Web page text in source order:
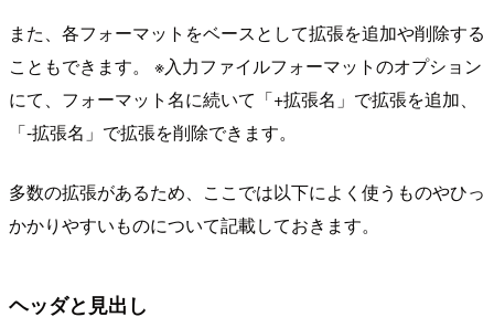
また、各フォーマットをベースとして拡張を追加や削除する
こともできます。 ※入力ファイルフォーマットのオプション
にて、フォーマット名に続いて「+拡張名」で拡張を追加、
「-拡張名」で拡張を削除できます。
多数の拡張があるため、ここでは以下によく使うものやひっ
かかりやすいものについて記載しておきます。
ヘッダと見出し